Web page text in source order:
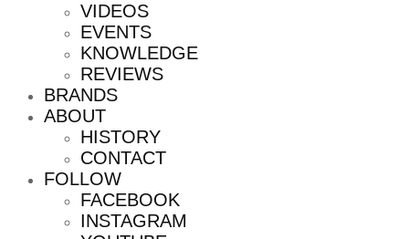
VIDEOS
EVENTS
KNOWLEDGE
REVIEWS
BRANDS
ABOUT
HISTORY
CONTACT
FOLLOW
FACEBOOK
INSTAGRAM